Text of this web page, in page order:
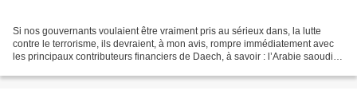
Si nos gouvernants voulaient être vraiment pris au sérieux dans, la lutte
contre le terrorisme, ils devraient, à mon avis, rompre immédiatement avec
les principaux contributeurs financiers de Daech, à savoir : l’Arabie saoudite,